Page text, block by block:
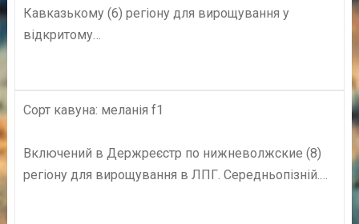
Кавказькому (6) регіону для вирощування у
відкритому…
Сорт кавуна: меланія f1
Включений в Держреєстр по нижневолжские (8)
регіону для вирощування в ЛПГ. Середньопізній.…